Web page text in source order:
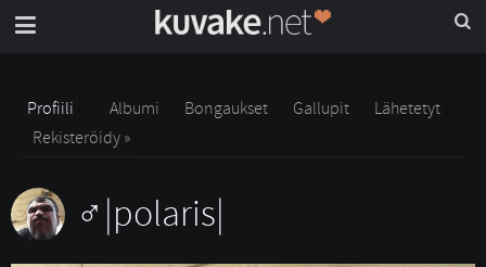
Profiili Albumi Bongaukset Gallupit
Lähetetyt
Rekisteröidy »
|polaris|